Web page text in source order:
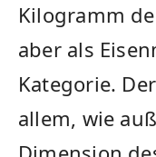
Kilogramm
aber als
Kategorie.
allem, wie